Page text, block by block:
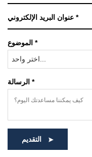
الموضوع *
الرسالة *